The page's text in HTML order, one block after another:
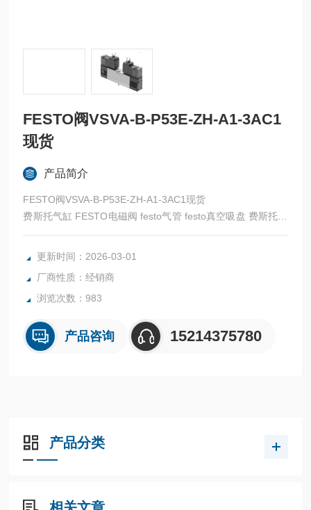
FESTO阀VSVA-B-P53E-ZH-A1-3AC1
现货
产品简介
FESTO阀VSVA-B-P53E-ZH-A1-3AC1现货
费斯托气缸 FESTO电磁阀 festo气管 festo真空吸盘 费斯托过
滤器 费斯托油雾器 FESTO传感器 FESTO代理
全系列产品大量现货请咨询上海茂硕机械设备有限公司
更新时间：2026-03-01
厂商性质：经销商
浏览次数：983
产品咨询 15214375780
产品分类